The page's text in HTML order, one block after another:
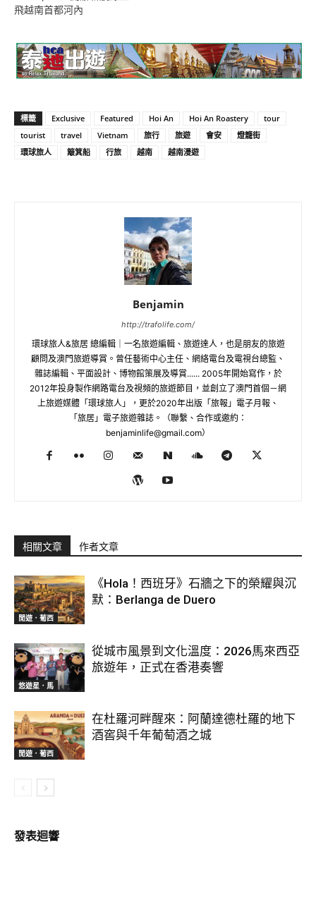
飛越南首都河內
標籤 Exclusive Featured Hoi An Hoi An Roastery
tour
tourist
travel Vietnam 旅行 旅遊 會安
燈籠街
環球旅人
簸箕船 行旅 越南 越南漫遊
Benjamin
http://trafolife.com/
環球旅人&旅居 總編輯｜一名旅遊編輯、旅遊達人，也是朋友的旅遊
顧問及澳門旅遊導賞。曾任藝術中心主任、網絡電台及電視台總監、
雜誌編輯、平面設計、博物館策展及導賞...... 2005年開始寫作，於
2012年投身製作網路電台及視頻的旅遊節目，並創立了澳門首個－網
上旅遊媒體「環球旅人」，更於2020年出版「旅報」電子月報、
「旅居」電子旅遊雜誌。（聯繫、合作或邀約：
benjaminlife@gmail.com）
相關文章 作者文章
閒遊．葡西
《Hola！西班牙》石牆之下的榮耀與沉
默：Berlanga de Duero
悠遊星．馬
從城市風景到文化溫度：2026馬來西亞
旅遊年，正式在香港奏響
閒遊．葡西
在杜羅河畔醒來：阿蘭達德杜羅的地下
酒窖與千年葡萄酒之城
發表迴響